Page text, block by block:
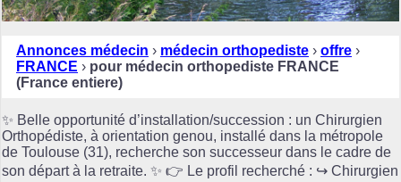
Annonces médecin › médecin orthopediste › offre ›
FRANCE › pour médecin orthopediste FRANCE
(France entiere)
✨ Belle opportunité d’installation/succession : un Chirurgien
Orthopédiste, à orientation genou, installé dans la métropole
de Toulouse (31), recherche son successeur dans le cadre de
son départ à la retraite. ✨ 👉 Le profil recherché : ↪️ Chirurgien